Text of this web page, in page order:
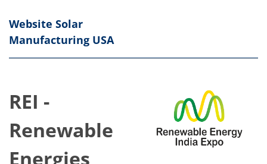
Website Solar
Manufacturing USA
REI -
Renewable
Energies